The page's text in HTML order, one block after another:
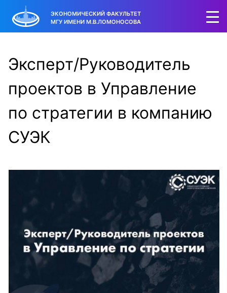
ЭКОНОМИЧЕСКИЙ ФАКУЛЬТЕТ
МГУ ИМЕНИ М.В.ЛОМОНОСОВА
Эксперт/Руководитель
проектов в Управление
по стратегии в компанию
СУЭК